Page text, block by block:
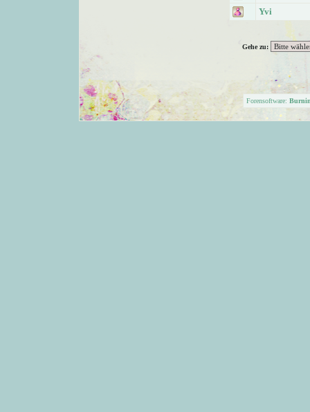
Yvi
Gehe zu:
Forensoftware: